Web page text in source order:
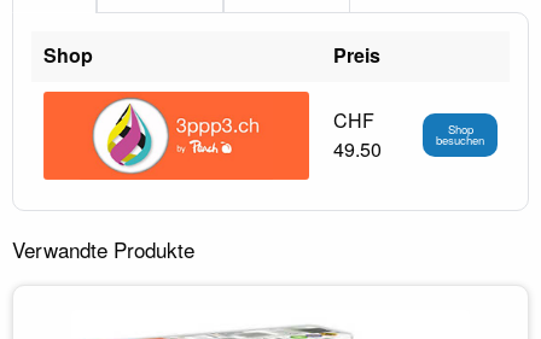
Shop Preis
CHF
49.50
Shop
besuchen
Verwandte Produkte